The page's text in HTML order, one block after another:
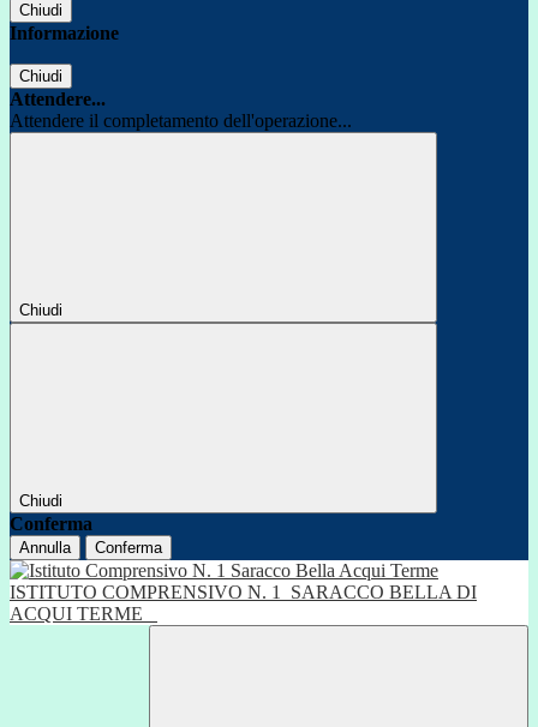
Chiudi
Informazione
Chiudi
Attendere...
Attendere il completamento dell'operazione...
Chiudi
Chiudi
Conferma
Annulla Conferma
ISTITUTO COMPRENSIVO N. 1
SARACCO BELLA DI
ACQUI TERME